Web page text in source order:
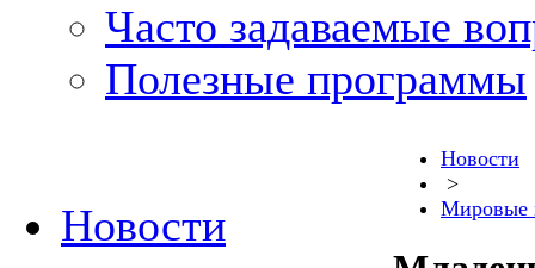
Часто задаваемые
Полезные программы
Новости
Новости
>
Мировые